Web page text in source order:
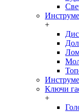
+
Ключи
+